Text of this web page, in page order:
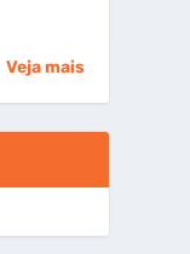
Veja mais